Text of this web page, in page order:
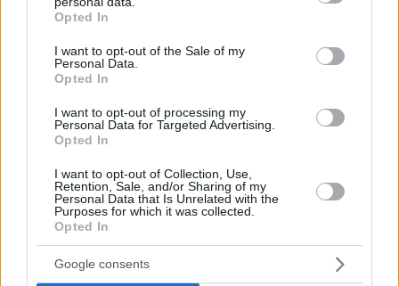
grant or deny consent to Google and its third-party tags to
use your data for below specified purposes in below Google
consent section.
Opted In
I want to opt-out of the Sale of my
Personal Data.
Opted In
I want to opt-out of processing my
Personal Data for Targeted Advertising.
Opted In
I want to opt-out of Collection, Use,
Retention, Sale, and/or Sharing of my
Personal Data that Is Unrelated with the
Purposes for which it was collected.
Opted In
Google consents
Σύνοδο Κορυφής στις Βρυξέλλες - Δείτε live
Σωτήρης Λαμάι - Ο παίκτης του Survivor που
τσακώθηκε με τους περισσότερους αλλά
έφυγε με χειροκροτήματα
Ακολουθήστε τοprotothema.gr στο Google News
και μάθετε πρώτοι όλες τις ειδήσεις
Δείτε όλες τις τελευταίες
από την Ελλάδα
και τον Κόσμο, τη στιγμή που συμβαίνουν, στο